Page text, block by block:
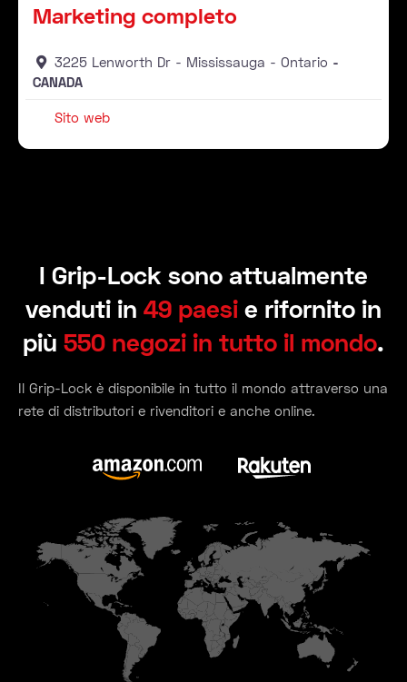
Marketing completo
3225 Lenworth Dr Mississauga
Ontario
CANADA
Sito web
I Grip-Lock sono attualmente
venduti in 49 paesi e rifornito in
più 550 negozi in tutto il mondo.
Il Grip-Lock è disponibile in tutto il mondo attraverso una
rete di distributori e rivenditori e anche online.